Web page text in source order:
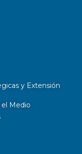
y Extensión
Medio